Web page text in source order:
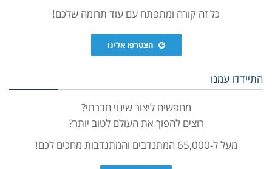
כל זה קורה ומתפתח עם עוד תרומה שלכם!
הצטרפו אלינו
התיידדו עמנו
מחפשים ליצור שינוי חברתי?
רוצים להפוך את העולם לטוב יותר?
מעל ל-65,000 המתנדבים והמתנדבות מחכים לכם!